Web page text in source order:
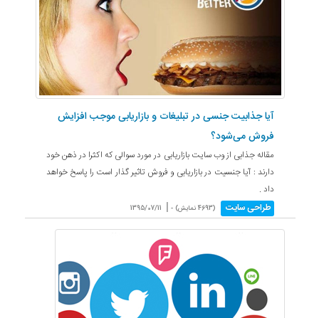
آیا جذابیت جنسی در تبلیغات و بازاریابی موجب افزایش
فروش می‌شود؟
مقاله جذابی از وب سایت بازاریابی در مورد سوالی که اکثرا در ذهن خود
دارند : آیا جنسیت در بازاریابی و فروش تاثیر گذار است را پاسخ خواهد
داد .
طراحی سایت (4693 نمایش) - |
1395/07/11